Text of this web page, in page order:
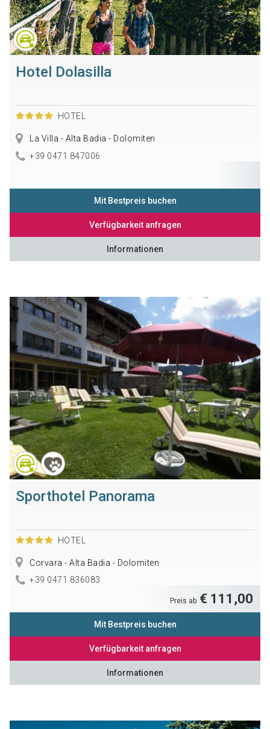
Hotel Dolasilla
HOTEL
La Villa - Alta Badia - Dolomiten
+39 0471 847006
Mit Bestpreis buchen
Verfügbarkeit anfragen
Informationen
Sporthotel Panorama
HOTEL
Corvara - Alta Badia - Dolomiten
+39 0471 836083
Preis ab € 111,00
Mit Bestpreis buchen
Verfügbarkeit anfragen
Informationen